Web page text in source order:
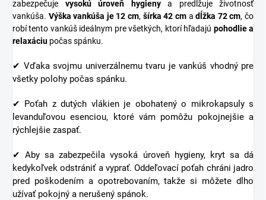
zabezpečuje vysokú úroveň hygienya predlžuje životnosť
vankúša. Výška vankúša je 12 cm, šírka 42 cmadĺžka 72 cm, čo
robí tento vankúš ideálnym pre všetkých, ktorí hľadajú pohodlie a
relaxáciu počas spánku.
✔ Vďaka svojmu univerzálnemu tvaru je vankúš vhodný pre
všetky polohy počas spánku.
✔ Poťah z dutých vlákien je obohatený o mikrokapsuly s
levanduľovou esenciou, ktoré vám pomôžu pokojnejšie a
rýchlejšie zaspať.
✔ Aby sa zabezpečila vysoká úroveň hygieny, kryt sa dá
kedykoľvek odstrániť a vyprať. Oddeľovací poťah chráni jadro
pred poškodením a opotrebovaním, takže si môžete dlho
užívať pokojný a nerušený spánok.